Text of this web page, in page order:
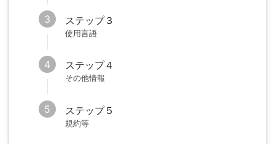
ステップ３
ステップ４
ステップ５